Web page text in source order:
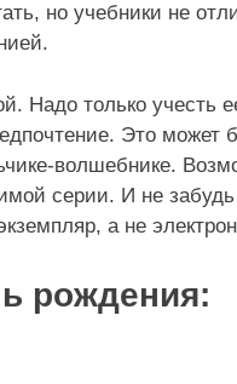
но учебники не
Надо только учесть
Это может
волшебнике.
серии. И не забудь
а не
рождения: